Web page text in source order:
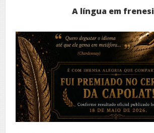
A língua em frenesi